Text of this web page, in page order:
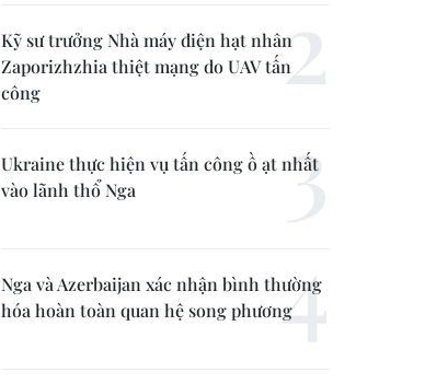
Kỹ sư trưởng Nhà máy điện hạt nhân
Zaporizhzhia thiệt mạng do UAV tấn
công
Ukraine thực hiện vụ tấn công ồ ạt nhất
vào lãnh thổ Nga
Nga và Azerbaijan xác nhận bình thường
hóa hoàn toàn quan hệ song phương